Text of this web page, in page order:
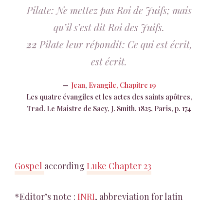
Pilate: Ne mettez pas Roi de Juifs; mais
qu’il s’est dit Roi des Juifs.
22 Pilate leur répondit: Ce qui est écrit,
est écrit.
Jean, Evangile, Chapitre 19
Les quatre évangiles et les actes des saints apôtres,
Trad. Le Maistre de Sacy, J. Smith, 1825, Paris, p. 174
Gospel according Luke Chapter 23
*Editor’s note : INRI, abbreviation for latin